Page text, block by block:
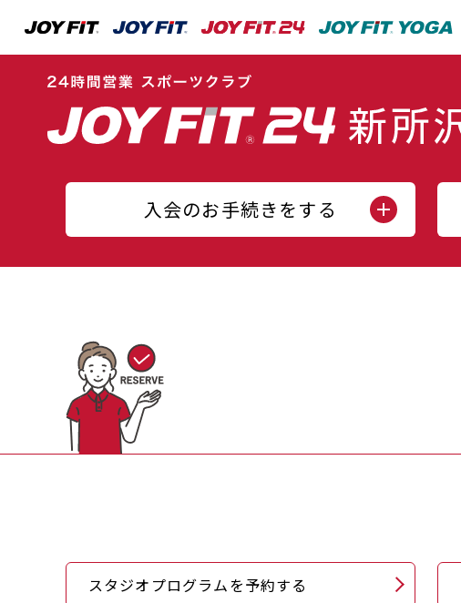
入会のお手続きをする
スタジオプログラムを予約する